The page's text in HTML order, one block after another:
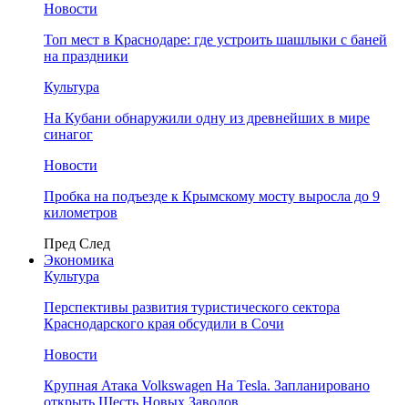
Новости
Топ мест в Краснодаре: где устроить шашлыки с баней
на праздники
Культура
На Кубани обнаружили одну из древнейших в мире
синагог
Новости
Пробка на подъезде к Крымскому мосту выросла до 9
километров
Пред След
Экономика
Культура
Перспективы развития туристического сектора
Краснодарского края обсудили в Сочи
Новости
Крупная Атака Volkswagen На Tesla. Запланировано
открыть Шесть Новых Заводов